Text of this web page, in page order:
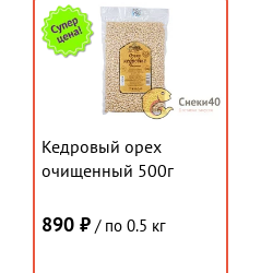
Кедровый орех
очищенный 500г
890 ₽ / по 0.5 кг